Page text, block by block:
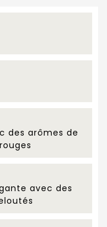
des arômes de
avec des